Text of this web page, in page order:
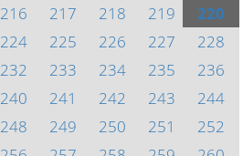
216 217 218 219
220
224 225 226 227
228
232 233 234 235
236
240 241 242 243
244
248 249 250 251
252